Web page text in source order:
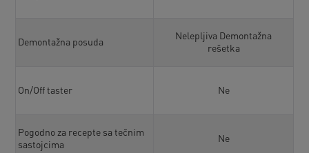
Demontažna posuda
On/Off taster
Pogodno za recepte sa tečnim
sastojcima
Nelepljiva Demontažna
rešetka
Ne
Ne